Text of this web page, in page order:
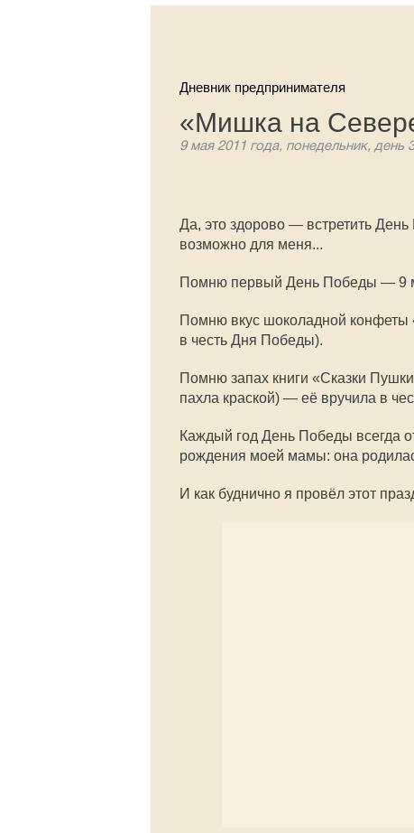
Дневник предпринимателя
«Мишка на
9 мая 2011 года, понедельник, день
Да, это здорово — встретить
возможно для меня...
Помню первый День Победы — 9
Помню вкус шоколадной конфеты
в честь Дня Победы).
Помню запах книги «Сказки
пахла краской) — её вручила в
Каждый год День Победы всегда
рождения моей мамы: она
И как буднично я провёл этот